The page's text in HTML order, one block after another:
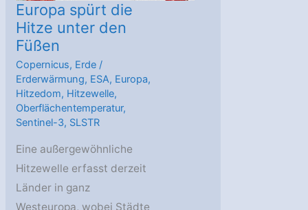
Europa spürt die
Hitze unter den
Füßen
Copernicus, Erde /
Erderwärmung, ESA, Europa,
Hitzedom, Hitzewelle,
Oberflächentemperatur,
Sentinel-3, SLSTR
Eine außergewöhnliche
Hitzewelle erfasst derzeit
Länder in ganz
Westeuropa, wobei Städte